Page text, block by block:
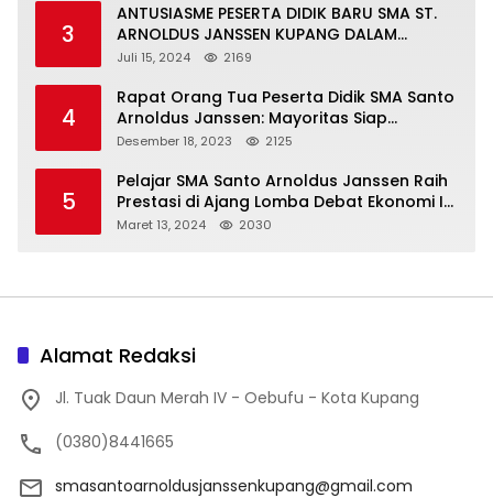
3
ANTUSIASME PESERTA DIDIK BARU SMA ST.
ARNOLDUS JANSSEN KUPANG DALAM
MENGIKUTI MPLS HARI PERTAMA
Juli 15, 2024 2169
4
Rapat Orang Tua Peserta Didik SMA Santo
Arnoldus Janssen: Mayoritas Siap
Mendukung Komite Sekolah
Desember 18, 2023 2125
5
Pelajar SMA Santo Arnoldus Janssen Raih
Prestasi di Ajang Lomba Debat Ekonomi IV,
Gelar Best Speaker Diraih Viantri Azi
Maret 13, 2024 2030
Alamat Redaksi
Jl. Tuak Daun Merah IV - Oebufu - Kota Kupang
(0380)8441665
smasantoarnoldusjanssenkupang@gmail.com